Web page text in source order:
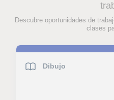
Descubre oportunidades de
clases
Dibujo